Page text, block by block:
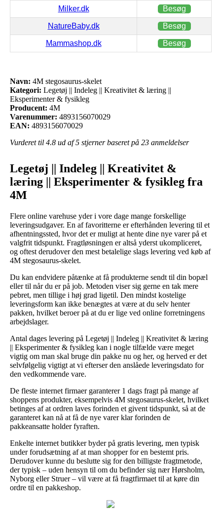
Milker.dk Besøg
NatureBaby.dk Besøg
Mammashop.dk Besøg
Navn: 4M stegosaurus-skelet
Kategori: Legetøj || Indeleg || Kreativitet & læring ||
Eksperimenter & fysikleg
Producent: 4M
Varenummer: 4893156070029
EAN: 4893156070029
Vurderet til 4.8 ud af 5 stjerner baseret på 23 anmeldelser
Legetøj || Indeleg || Kreativitet &
læring || Eksperimenter & fysikleg fra
4M
Flere online varehuse yder i vore dage mange forskellige
leveringsudgaver. En af favoritterne er efterhånden levering til et
afhentningssted, hvor det er muligt at hente dine nye varer på et
valgfrit tidspunkt. Fragtløsningen er altså yderst ukompliceret,
og oftest derudover den mest betalelige slags levering ved køb af
4M stegosaurus-skelet.
Du kan endvidere påtænke at få produkterne sendt til din bopæl
eller til når du er på job. Metoden viser sig gerne en tak mere
pebret, men tillige i høj grad ligetil. Den mindst kostelige
leveringsform kan ikke benægtes at være at du selv henter
pakken, hvilket beroer på at du er lige ved online forretningens
arbejdslager.
Antal dages levering på Legetøj || Indeleg || Kreativitet & læring
|| Eksperimenter & fysikleg kan i nogle tilfælde være meget
vigtig om man skal bruge din pakke nu og her, og herved er det
selvfølgelig vigtigt at vi efterser den anslåede leveringsdato for
den vedkommende vare.
De fleste internet firmaer garanterer 1 dags fragt på mange af
shoppens produkter, eksempelvis 4M stegosaurus-skelet, hvilket
betinges af at ordren laves forinden et givent tidspunkt, så at de
garanteret kan nå at få de nye varer klar forinden de
pakkeansatte holder fyraften.
Enkelte internet butikker byder på gratis levering, men typisk
under forudsætning af at man shopper for en bestemt pris.
Derudover kunne du beslutte sig for den billigste fragtmetode,
der typisk – uden hensyn til om du befinder sig nær Hørsholm,
Nyborg eller Struer – vil være at få fragtfirmaet til at køre din
ordre til en pakkeshop.